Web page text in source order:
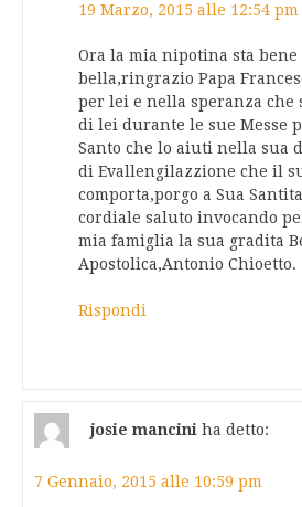
19 Marzo, 2015 alle 12:54 pm
Ora la mia nipotina sta bene
bella,ringrazio Papa
per lei e nella speranza che
di lei durante le sue Messe
Santo che lo aiuti nella sua
di Evallengilazzione che il
comporta,porgo a Sua
cordiale saluto invocando
mia famiglia la sua gradita
Apostolica,Antonio Chioetto.
Rispondi
josie mancini ha detto:
7 Gennaio, 2015 alle 10:59 pm